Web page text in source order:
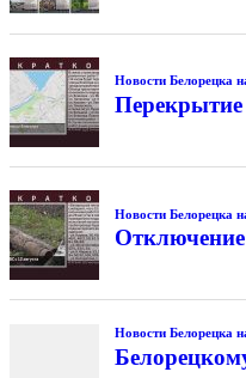
Новости Белорецка
Новости Белорецка
Новости Белорецка